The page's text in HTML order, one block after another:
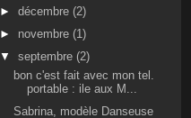
► décembre (2)
► novembre (1)
▼ septembre (2)
bon c'est fait avec mon tel.
portable : ile aux M...
Sabrina, modèle Danseuse